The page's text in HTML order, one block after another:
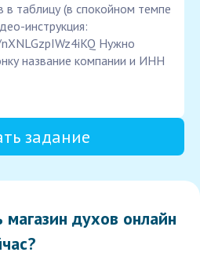
в таблицу (в спокойном темпе
инструкция:
Нужно
название компании и ИНН
задание
духов онлайн